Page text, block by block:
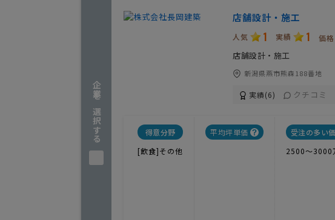
企業を選択する
店舗設計・施工
人気 1 実績 1 価格
店舗設計・施工
新潟県燕市熊森188番地
実績(6) クチコミ
得意分野
[飲食]その他
平均坪単価
受注の多い
2500〜3000